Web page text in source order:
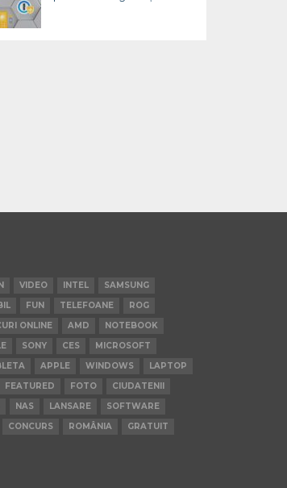
VIDEO INTEL
SAMSUNG
FUN TELEFOANE
ROG
ONLINE AMD
NOTEBOOK
SONY CES
MICROSOFT
APPLE WINDOWS
LAPTOP
FEATURED FOTO
CIUDATENII
NAS LANSARE
SOFTWARE
CONCURS ROMÂNIA
GRATUIT